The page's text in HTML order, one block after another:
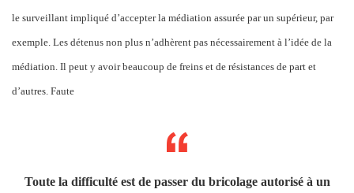
le surveillant impliqué d’accepter la médiation assurée par un supérieur, par
exemple. Les détenus non plus n’adhèrent pas nécessairement à l’idée de la
médiation. Il peut y avoir beaucoup de freins et de résistances de part et
d’autres. Faute
Toute la difficulté est de passer du bricolage autorisé à un